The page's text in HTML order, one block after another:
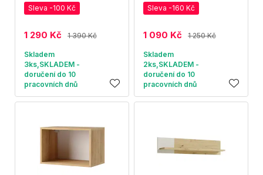
Sleva -100 Kč
1 290 Kč 1 390 Kč
Skladem
3ks,SKLADEM -
doručení do 10
pracovních dnů
Sleva -160 Kč
1 090 Kč 1 250 Kč
Skladem
2ks,SKLADEM -
doručení do 10
pracovních dnů